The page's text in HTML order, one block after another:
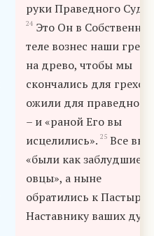
руки Праведного
24 Это Он в
теле вознес наши грехи
на древо, чтобы мы
скончались для грехов
ожили для
– и «раной Его вы
исцелились». 25 Все вы
«были как заблудшие
овцы», а ныне
обратились к Пастырю
Наставнику ваших душ.